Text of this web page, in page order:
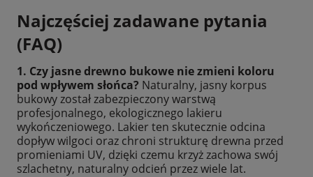
Najczęściej zadawane pytania
(FAQ)
1. Czy jasne drewno bukowe nie zmieni koloru
pod wpływem słońca? Naturalny, jasny korpus
bukowy został zabezpieczony warstwą
profesjonalnego, ekologicznego lakieru
wykończeniowego. Lakier ten skutecznie odcina
dopływ wilgoci oraz chroni strukturę drewna przed
promieniami UV, dzięki czemu krzyż zachowa swój
szlachetny, naturalny odcień przez wiele lat.